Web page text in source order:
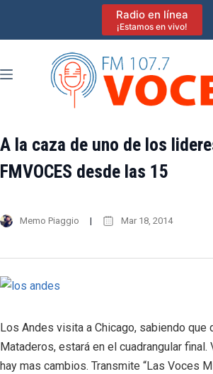
Radio en línea
¡Estamos en vivo!
A la caza de uno de los
FMVOCES desde las 15
Memo Piaggio Mar 18, 2014
Los Andes visita a Chicago, sabiendo que
Mataderos, estará en el cuadrangular final.
hay mas cambios. Transmite “Las Voces